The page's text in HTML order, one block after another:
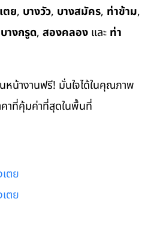
ตย, บางวัว, บางสมัคร, ท่าข้าม,
บางกรูด, สองคลอง และ ท่า
หน้างานฟรี! มั่นใจได้ในคุณภาพ
าที่คุ้มค่าที่สุดในพื้นที่
ตย
ตย